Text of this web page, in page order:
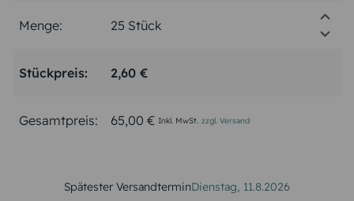
Menge:
Stückpreis: 2,60 €
Gesamtpreis: 65,00 € Inkl. MwSt. zzgl. Versand
Spätester VersandterminDienstag, 11.8.2026